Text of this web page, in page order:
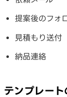
提案後のフォ
見積もり送付
納品連絡
テンプレート